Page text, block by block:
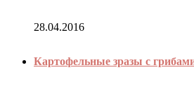
28.04.2016
Картофельные зразы с